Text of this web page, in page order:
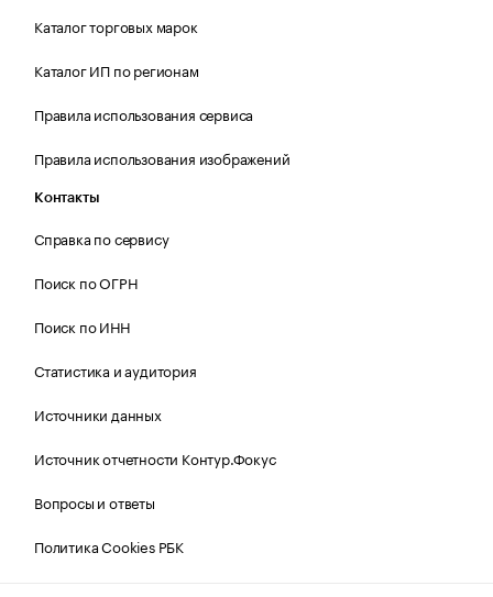
Каталог торговых марок
Каталог ИП по регионам
Правила использования сервиса
Правила использования изображений
Контакты
Справка по сервису
Поиск по ОГРН
Поиск по ИНН
Статистика и аудитория
Источники данных
Источник отчетности Контур.Фокус
Вопросы и ответы
Политика Cookies РБК